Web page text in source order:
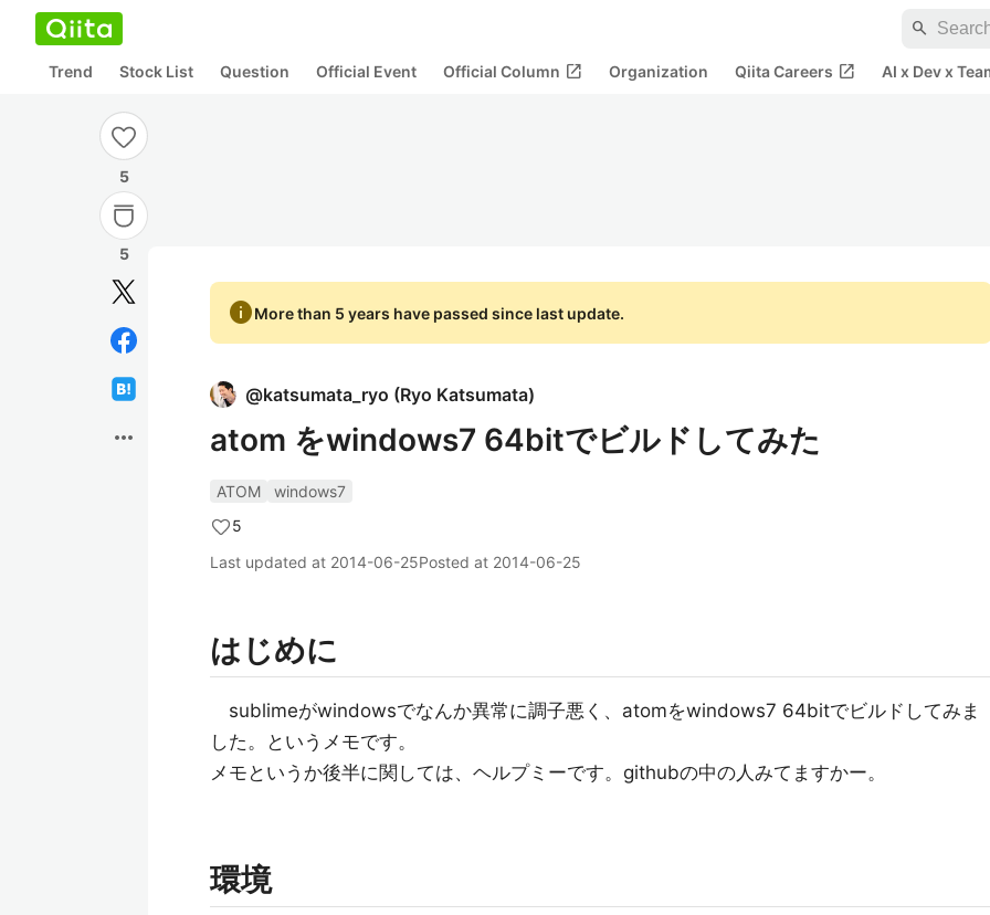
search
Trend Stock List Question Official Event Official Column open_in_new Organization Qiita Careers open_in_new AI x Dev x
5
5
more_horiz
infoMore than 5 years have passed since last update.
@katsumata_ryo (Ryo Katsumata)
atom をwindows7 64bitでビルドしてみた
ATOM
windows7
5
Last updated at 2014-06-25Posted at 2014-06-25
はじめに
sublimeがwindowsでなんか異常に調子悪く、atomをwindows7 64bitでビルドしてみま
した。というメモです。
メモというか後半に関しては、ヘルプミーです。githubの中の人みてますかー。
環境